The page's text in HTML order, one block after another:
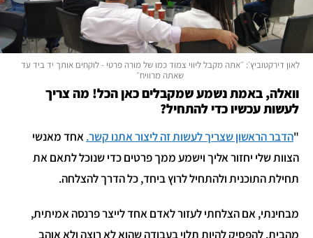
לאון דירקטוביץ׳: ״אתה מקבל ליווי צמוד כמו של מורה פרטי - לוקחים אותך יד ביד עד
שאתה מרוויח״
וואלה, באמת נשמע שמקבלים כאן הכל! מה צריך
לעשות עכשיו כדי להתחיל?
"הדבר הראשון שצריך לעשות זה ליצור אתנו קשר.אחד מאנשי
הצוות שלי יחזור אליך וישמע ממך פרטים כדי שנוכל לתאם את
תחילת התוכנית ולהתחיל לרוץ ביחד, כל הדרך להצלחה.
מבחינתי, אם הצלחתי לעזור לאדם אחד לייצר פרנסה אמיתית,
מהבית, להפסיק להיות תלוי בעבודה שהוא לא רוצה ולא אוהב